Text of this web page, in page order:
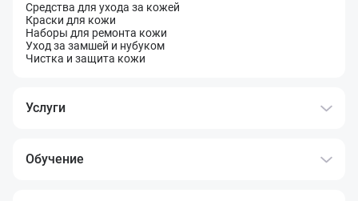
Средства для ухода за кожей
Краски для кожи
Наборы для ремонта кожи
Уход за замшей и нубуком
Чистка и защита кожи
Услуги
Обучение